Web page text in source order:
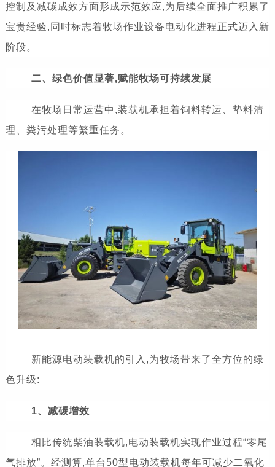
控制及减碳成效方面形成示范效应,为后续全面推广积累了
宝贵经验,同时标志着牧场作业设备电动化进程正式迈入新
阶段。
二、绿色价值显著,赋能牧场可持续发展
在牧场日常运营中,装载机承担着饲料转运、垫料清
理、粪污处理等繁重任务。
新能源电动装载机的引入,为牧场带来了全方位的绿
色升级:
1、减碳增效
相比传统柴油装载机,电动装载机实现作业过程“零尾
气排放”。经测算,单台50型电动装载机每年可减少二氧化